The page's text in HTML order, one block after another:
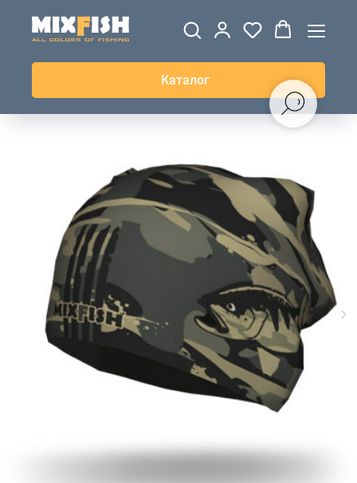
Каталог
ДЖЕРСИ
ВЕТРОВКИ И
ТОЛСТОВКИ
ЖИЛЕТКИ